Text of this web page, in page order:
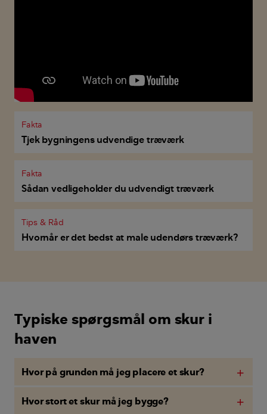
Fakta
Tjek bygningens udvendige træværk
Fakta
Sådan vedligeholder du udvendigt træværk
Tips & Råd
Hvornår er det bedst at male udendørs træværk?
Typiske spørgsmål om skur i
haven
Hvor på grunden må jeg placere et skur?
Hvor stort et skur må jeg bygge?